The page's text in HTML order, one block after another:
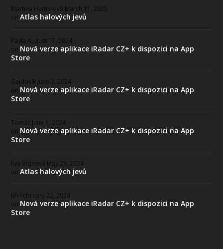
Martina Hamplová March 11, 2025
onAtlas halových jevů
Pavla August 17, 2024
on Nová verze aplikace iRadar CZ+ k dispozici na App
Store
Gajdošík June 2, 2024
on Nová verze aplikace iRadar CZ+ k dispozici na App
Store
Tomáš
June 1, 2024
on Nová verze aplikace iRadar CZ+ k dispozici na App
Store
Eva Vránová May 29, 2024
onAtlas halových jevů
Jiří February 22, 2024
on Nová verze aplikace iRadar CZ+ k dispozici na App
Store